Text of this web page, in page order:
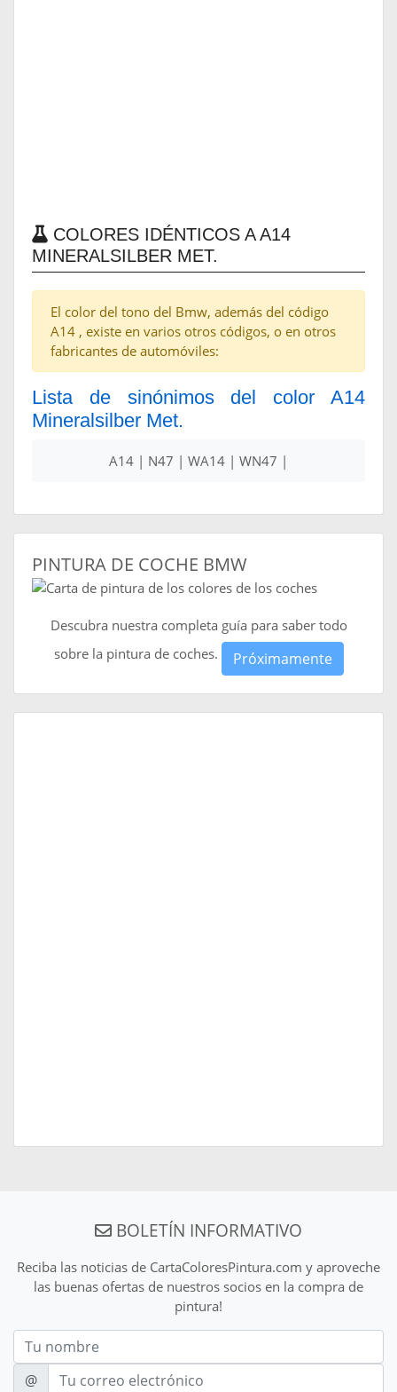
COLORES IDÉNTICOS A A14
MINERALSILBER MET.
El color del tono del Bmw, además del código
A14 , existe en varios otros códigos, o en otros
fabricantes de automóviles:
Lista de sinónimos del color A14
Mineralsilber Met.
A14 | N47 | WA14 | WN47 |
PINTURA DE COCHE BMW
Descubra nuestra completa guía para saber todo
sobre la pintura de coches.
Próximamente
BOLETÍN INFORMATIVO
Reciba las noticias de CartaColoresPintura.com y aproveche
las buenas ofertas de nuestros socios en la compra de
pintura!
Nom
E-mail
@